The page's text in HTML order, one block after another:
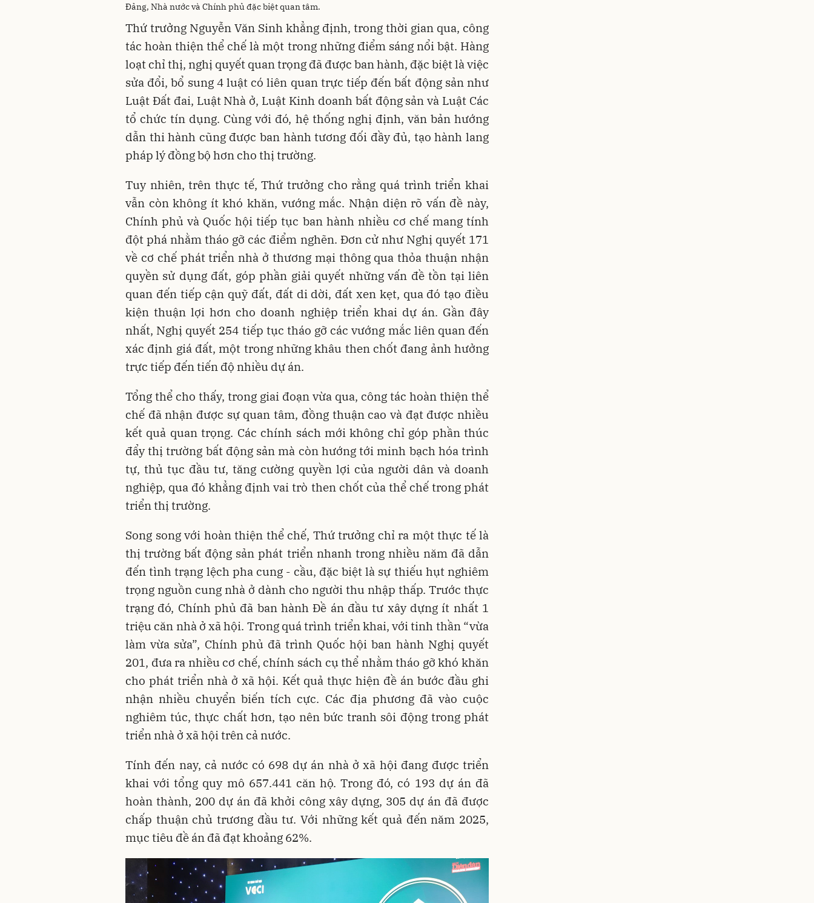
Đảng, Nhà nước và Chính phủ đặc biệt quan tâm.
Thứ trưởng Nguyễn Văn Sinh khẳng định, trong thời gian qua, công
tác hoàn thiện thể chế là một trong những điểm sáng nổi bật. Hàng
loạt chỉ thị, nghị quyết quan trọng đã được ban hành, đặc biệt là việc
sửa đổi, bổ sung 4 luật có liên quan trực tiếp đến bất động sản như
Luật Đất đai, Luật Nhà ở, Luật Kinh doanh bất động sản và Luật Các
tổ chức tín dụng. Cùng với đó, hệ thống nghị định, văn bản hướng
dẫn thi hành cũng được ban hành tương đối đầy đủ, tạo hành lang
pháp lý đồng bộ hơn cho thị trường.
Tuy nhiên, trên thực tế, Thứ trưởng cho rằng quá trình triển khai
vẫn còn không ít khó khăn, vướng mắc. Nhận diện rõ vấn đề này,
Chính phủ và Quốc hội tiếp tục ban hành nhiều cơ chế mang tính
đột phá nhằm tháo gỡ các điểm nghẽn. Đơn cử như Nghị quyết 171
về cơ chế phát triển nhà ở thương mại thông qua thỏa thuận nhận
quyền sử dụng đất, góp phần giải quyết những vấn đề tồn tại liên
quan đến tiếp cận quỹ đất, đất di dời, đất xen kẹt, qua đó tạo điều
kiện thuận lợi hơn cho doanh nghiệp triển khai dự án. Gần đây
nhất, Nghị quyết 254 tiếp tục tháo gỡ các vướng mắc liên quan đến
xác định giá đất, một trong những khâu then chốt đang ảnh hưởng
trực tiếp đến tiến độ nhiều dự án.
Tổng thể cho thấy, trong giai đoạn vừa qua, công tác hoàn thiện thể
chế đã nhận được sự quan tâm, đồng thuận cao và đạt được nhiều
kết quả quan trọng. Các chính sách mới không chỉ góp phần thúc
đẩy thị trường bất động sản mà còn hướng tới minh bạch hóa trình
tự, thủ tục đầu tư, tăng cường quyền lợi của người dân và doanh
nghiệp, qua đó khẳng định vai trò then chốt của thể chế trong phát
triển thị trường.
Song song với hoàn thiện thể chế, Thứ trưởng chỉ ra một thực tế là
thị trường bất động sản phát triển nhanh trong nhiều năm đã dẫn
đến tình trạng lệch pha cung - cầu, đặc biệt là sự thiếu hụt nghiêm
trọng nguồn cung nhà ở dành cho người thu nhập thấp. Trước thực
trạng đó, Chính phủ đã ban hành Đề án đầu tư xây dựng ít nhất 1
triệu căn nhà ở xã hội. Trong quá trình triển khai, với tinh thần “vừa
làm vừa sửa”, Chính phủ đã trình Quốc hội ban hành Nghị quyết
201, đưa ra nhiều cơ chế, chính sách cụ thể nhằm tháo gỡ khó khăn
cho phát triển nhà ở xã hội. Kết quả thực hiện đề án bước đầu ghi
nhận nhiều chuyển biến tích cực. Các địa phương đã vào cuộc
nghiêm túc, thực chất hơn, tạo nên bức tranh sôi động trong phát
triển nhà ở xã hội trên cả nước.
Tính đến nay, cả nước có 698 dự án nhà ở xã hội đang được triển
khai với tổng quy mô 657.441 căn hộ. Trong đó, có 193 dự án đã
hoàn thành, 200 dự án đã khởi công xây dựng, 305 dự án đã được
chấp thuận chủ trương đầu tư. Với những kết quả đến năm 2025,
mục tiêu đề án đã đạt khoảng 62%.